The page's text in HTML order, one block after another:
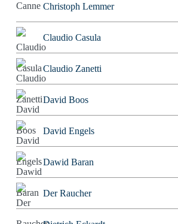
Christoph Lemmer
Claudio Casula
Claudio Zanetti
David Boos
David Engels
Dawid Baran
Der Raucher